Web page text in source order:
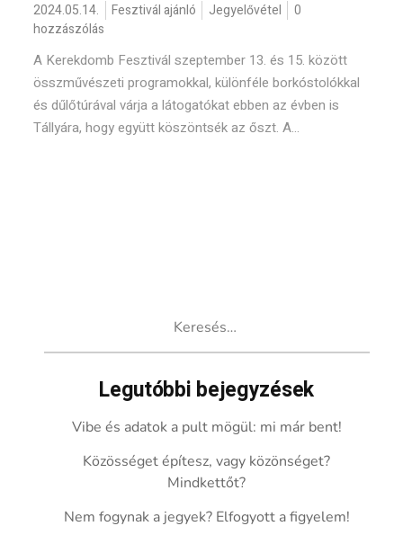
2024.05.14. Fesztivál ajánló Jegyelővétel
0
hozzászólás
A Kerekdomb Fesztivál szeptember 13. és 15. között
összművészeti programokkal, különféle borkóstolókkal
és dűlőtúrával várja a látogatókat ebben az évben is
Tállyára, hogy együtt köszöntsék az őszt. A...
Legutóbbi bejegyzések
Vibe és adatok a pult mögül: mi már bent!
Közösséget építesz, vagy közönséget?
Mindkettőt?
Nem fogynak a jegyek? Elfogyott a figyelem!